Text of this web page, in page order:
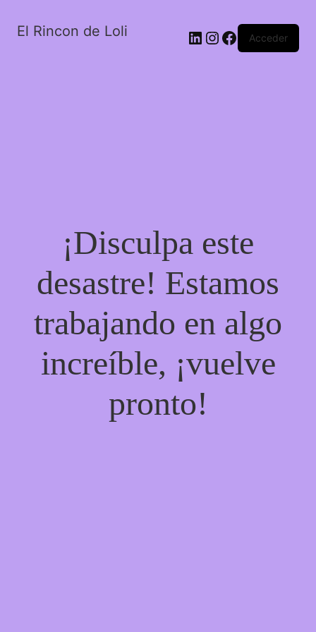
El Rincon de Loli LinkedIn
Instagram
FacebookAcceder
¡Disculpa este
desastre! Estamos
trabajando en algo
increíble, ¡vuelve
pronto!